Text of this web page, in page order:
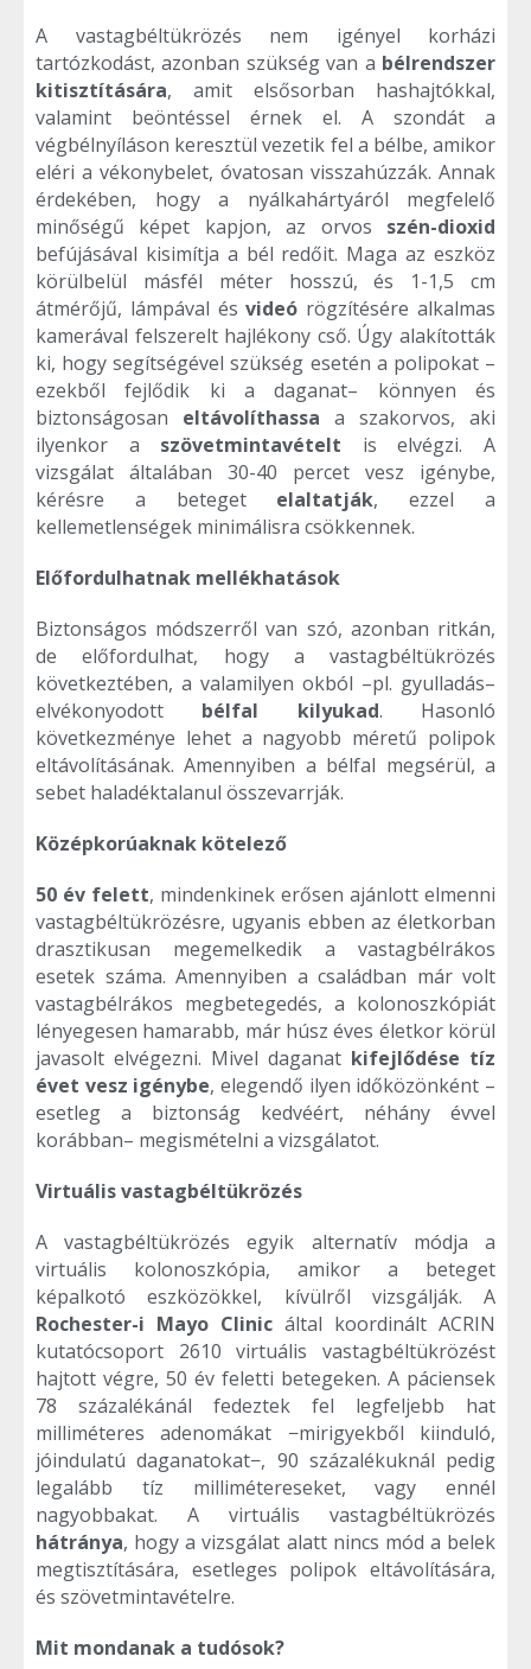
A vastagbéltükrözés nem igényel korházi
tartózkodást, azonban szükség van a bélrendszer
kitisztítására, amit elsősorban hashajtókkal,
valamint beöntéssel érnek el. A szondát a
végbélnyíláson keresztül vezetik fel a bélbe, amikor
eléri a vékonybelet, óvatosan visszahúzzák. Annak
érdekében, hogy a nyálkahártyáról megfelelő
minőségű képet kapjon, az orvos szén-dioxid
befújásával kisimítja a bél redőit. Maga az eszköz
körülbelül másfél méter hosszú, és 1-1,5 cm
átmérőjű, lámpával ésvideó rögzítésére alkalmas
kamerával felszerelt hajlékony cső. Úgy alakították
ki, hogy segítségével szükség esetén a polipokat –
ezekből fejlődik ki a daganat– könnyen és
biztonságosan eltávolíthassa a szakorvos, aki
ilyenkor a szövetmintavételt is elvégzi. A
vizsgálat általában 30-40 percet vesz igénybe,
kérésre a beteget elaltatják, ezzel a
kellemetlenségek minimálisra csökkennek.
Előfordulhatnak mellékhatások
Biztonságos módszerről van szó, azonban ritkán,
de előfordulhat, hogy a vastagbéltükrözés
következtében, a valamilyen okból –pl. gyulladás–
elvékonyodott bélfal kilyukad. Hasonló
következménye lehet a nagyobb méretű polipok
eltávolításának. Amennyiben a bélfal megsérül, a
sebet haladéktalanul összevarrják.
Középkorúaknak kötelező
50 év felett, mindenkinek erősen ajánlott elmenni
vastagbéltükrözésre, ugyanis ebben az életkorban
drasztikusan megemelkedik a vastagbélrákos
esetek száma. Amennyiben a családban már volt
vastagbélrákos megbetegedés, a kolonoszkópiát
lényegesen hamarabb, már húsz éves életkor körül
javasolt elvégezni. Mivel daganat kifejlődése tíz
évet vesz igénybe, elegendő ilyen időközönként –
esetleg a biztonság kedvéért, néhány évvel
korábban– megismételni a vizsgálatot.
Virtuális vastagbéltükrözés
A vastagbéltükrözés egyik alternatív módja a
virtuális kolonoszkópia, amikor a beteget
képalkotó eszközökkel, kívülről vizsgálják. A
Rochester-i Mayo Clinic által koordinált ACRIN
kutatócsoport 2610 virtuális vastagbéltükrözést
hajtott végre, 50 év feletti betegeken. A páciensek
78 százalékánál fedeztek fel legfeljebb hat
milliméteres adenomákat −mirigyekből kiinduló,
jóindulatú daganatokat−, 90 százalékuknál pedig
legalább tíz millimétereseket, vagy ennél
nagyobbakat. A virtuális vastagbéltükrözés
hátránya, hogy a vizsgálat alatt nincs mód a belek
megtisztítására, esetleges polipok eltávolítására,
és szövetmintavételre.
Mit mondanak a tudósok?